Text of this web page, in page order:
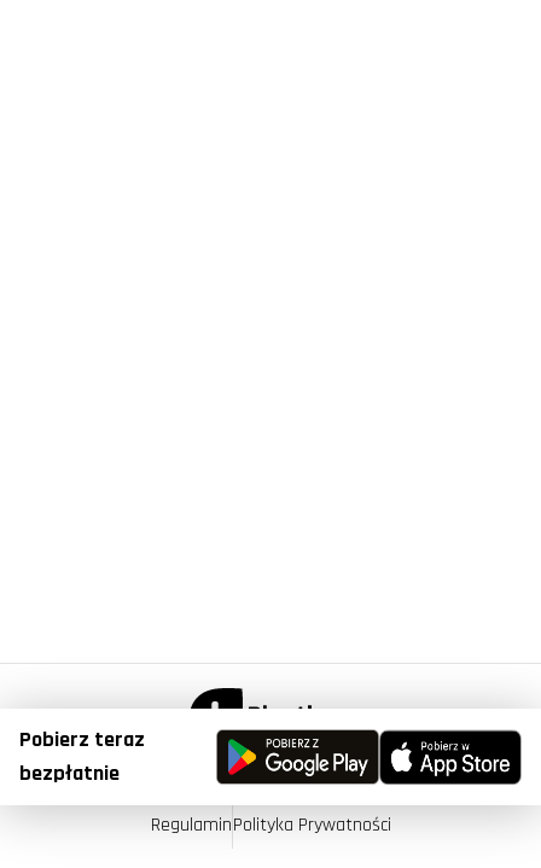
Pobierz teraz
bezpłatnie© Copyright 2023, Plantis . All Right Reserved.
RegulaminPolityka Prywatności